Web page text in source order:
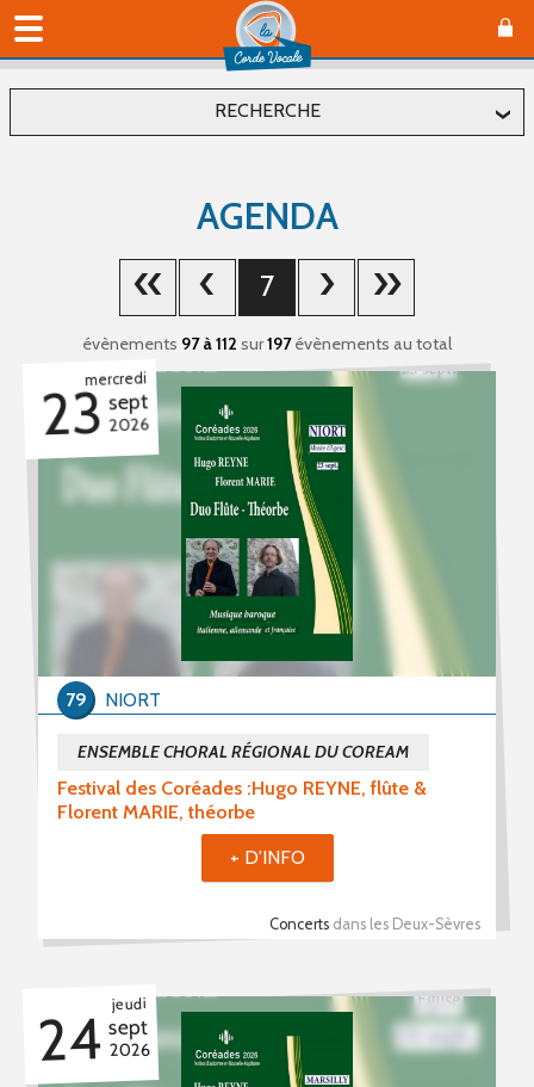
RECHERCHE
Affiner
Stages (93)
Mot(s) clé(s)
AGENDA
7
évènements 97 à 112 sur197évènements au total
mercredi
23 sept
2026
Festival des Coréades :Hugo REYNE, flûte &
Florent MARIE, théorbe
ENSEMBLE CHORAL RÉGIONAL DU COREAM
Concerts dans les Deux-Sèvres
NIORT
79
+ D'INFO
jeudi
24 sept
2026